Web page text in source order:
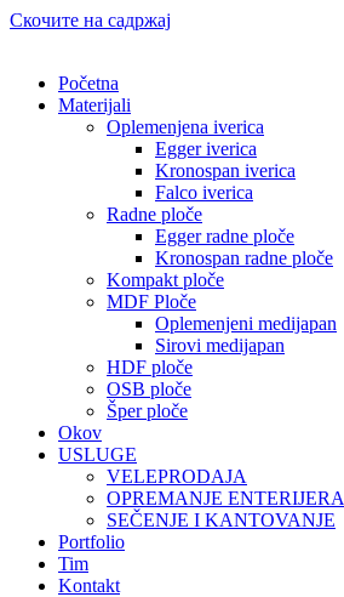
Скочите на садржај
Početna
Materijali
Oplemenjena iverica
Egger iverica
Kronospan iverica
Falco iverica
Radne ploče
Egger radne ploče
Kronospan radne ploče
Kompakt ploče
MDF Ploče
Oplemenjeni medijapan
Sirovi medijapan
HDF ploče
OSB ploče
Šper ploče
Okov
USLUGE
VELEPRODAJA
OPREMANJE ENTERIJERA
SEČENJE I KANTOVANJE
Portfolio
Tim
Kontakt